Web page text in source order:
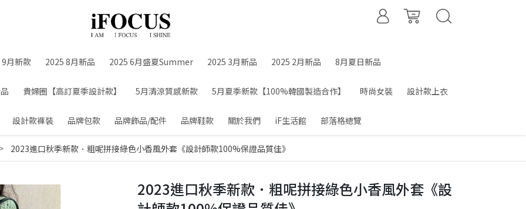
月新款 2025 8月新品 2025 6月盛夏Summer 2025 3月新品 2025 2月新品 8月夏日新品
貴婦圈【高訂夏季設計款】 5月清涼質感新款 5月夏季新款【100%韓國製造合作】 時尚女裝 設計款上衣
設計款褲裝 品牌包款 品牌飾品/配件 品牌鞋款 關於我們 iF生活館 部落格總覽
2023進口秋季新款．粗呢拼接綠色小香風外套《設計師款100%保證品質佳》
2023進口秋季新款．粗呢拼接綠色小香風外套《設